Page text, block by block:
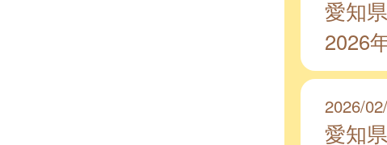
愛知
2026
2026/
愛知